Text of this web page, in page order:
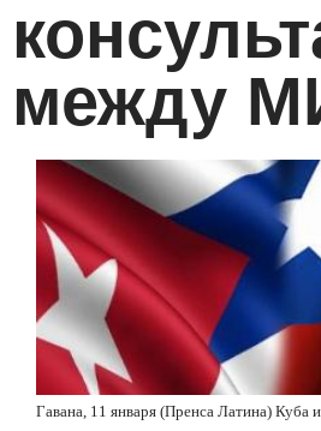
между
Гавана, 11 января (Пренса Латина) Куба